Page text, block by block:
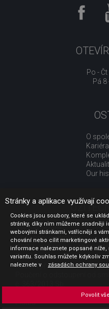
Po -
Pá 8
O
Kariéra
Our
Jak nakupovat
Obchodní podmínky
GDPR - ochrana osobních
Profil zadavatele
Sdělení před uzavřením
Platba
Stránky a aplikace využívají
Cookies jsou soubory, které se
stránky, díky nim můžeme snadněji
webovými stránkami, vstřícněji s
chování nebo cílit marketingové
informace naleznete popsané níže,
variantu. Souhlas můžete kdykoliv
naleznete v
zásadách ochrany
Povolit